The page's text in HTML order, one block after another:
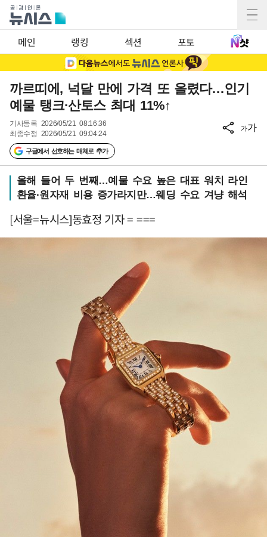
메인 랭킹 섹션 포토
까르띠에, 넉달 만에 가격 또 올렸다…인기
예물 탱크·산토스 최대 11%↑
기사등록 2026/05/21 08:16:36
최종수정 2026/05/21 09:04:24
구글에서 선호하는 매체로 추가
가가
올해 들어 두 번째…예물 수요 높은 대표 워치 라인
환율·원자재 비용 증가라지만…웨딩 수요 겨냥 해석
[서울=뉴시스]동효정 기자 = ===